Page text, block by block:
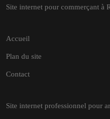
Site internet pour commerçant à
Accueil
Plan du site
Contact
Site internet professionnel pour